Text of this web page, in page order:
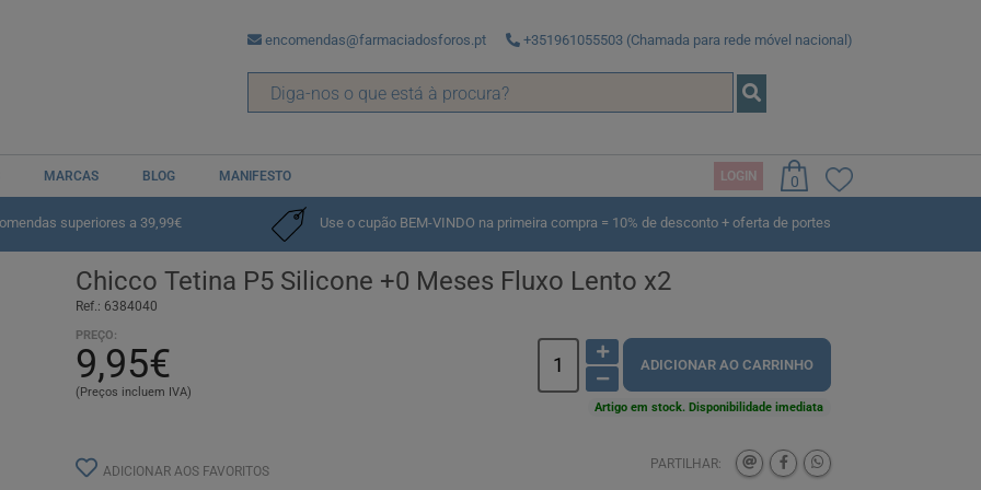
encomendas@farmaciadosforos.pt +351961055503 (Chamada para rede móvel nacional)
MARCAS BLOG MANIFESTO LOGIN 0
superiores a 39,99€ Use o cupão BEM-VINDO na primeira compra = 10% de desconto + oferta de portes
Chicco Tetina P5 Silicone +0 Meses Fluxo Lento x2
Ref.: 6384040
PREÇO:
9,95€
(Preços incluem IVA)
ADICIONAR AO CARRINHO
Artigo em stock. Disponibilidade imediata
ADICIONAR AOS FAVORITOS PARTILHAR: